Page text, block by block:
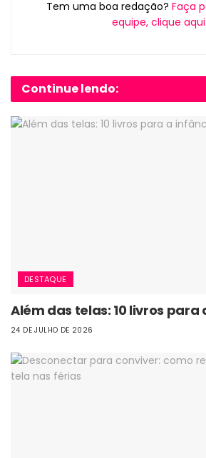
Tem uma boa redação? Faça
equipe, clique aqui.
Continue lendo:
DESTAQUE
Além das telas: 10 livros para
24 DE JULHO DE 2026